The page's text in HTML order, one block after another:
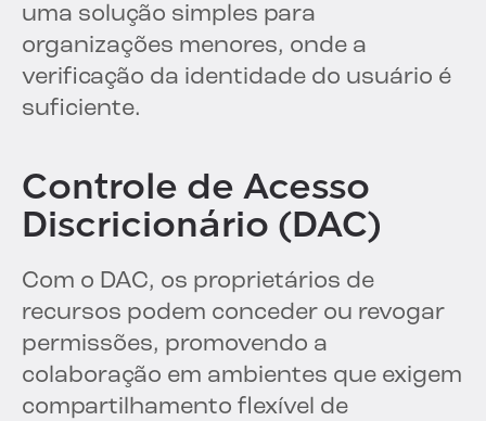
uma solução simples para
organizações menores, onde a
verificação da identidade do usuário é
suficiente.
Controle de Acesso
Discricionário (DAC)
Com o DAC, os proprietários de
recursos podem conceder ou revogar
permissões, promovendo a
colaboração em ambientes que exigem
compartilhamento flexível de